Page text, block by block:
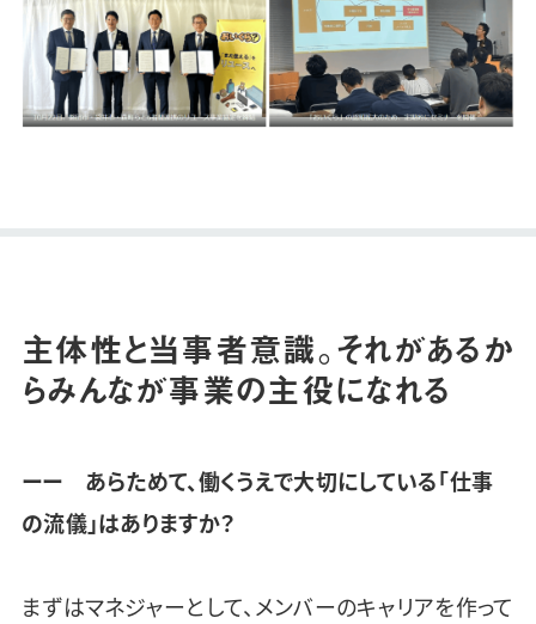
主体性と当事者意識。それがあるか
らみんなが事業の主役になれる
ーー あらためて、働くうえで大切にしている「仕事
の流儀」はありますか？
まずはマネジャーとして、メンバーのキャリアを作って